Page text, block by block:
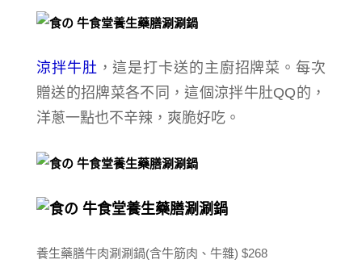
涼拌牛肚 ，這是打卡送的主廚招牌菜。每次
贈送的招牌菜各不同，這個涼拌牛肚QQ的，
洋蔥一點也不辛辣，爽脆好吃。
養生藥膳牛肉涮涮鍋(含牛筋肉、牛雜) $268